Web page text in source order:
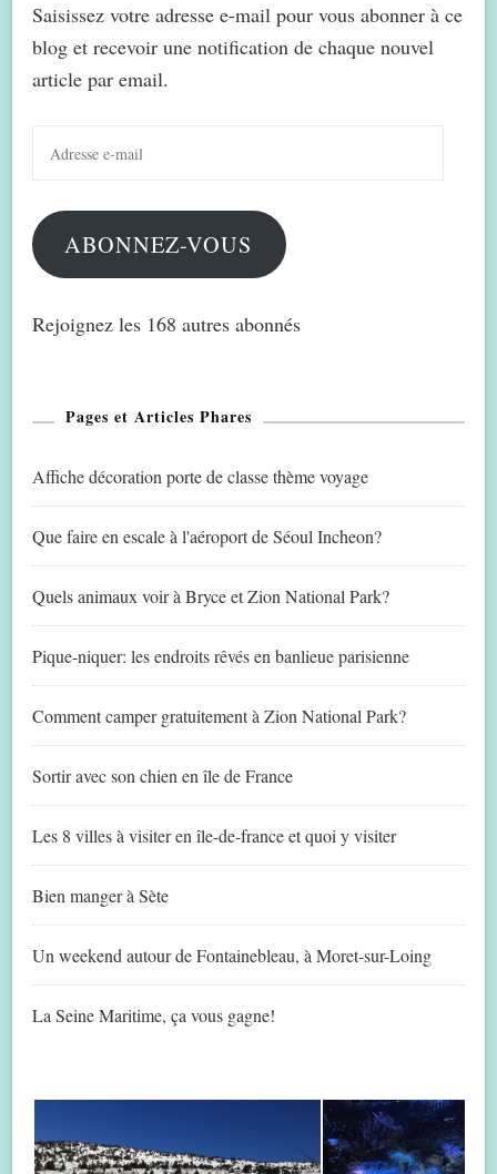
Saisissez votre adresse e-mail pour vous abonner à ce
blog et recevoir une notification de chaque nouvel
article par email.
mail
ABONNEZ-VOUS
Rejoignez les 168 autres abonnés
Pages et Articles Phares
Affiche décoration porte de classe thème voyage
Que faire en escale à l'aéroport de Séoul Incheon?
Quels animaux voir à Bryce et Zion National Park?
Pique-niquer: les endroits rêvés en banlieue parisienne
Comment camper gratuitement à Zion National Park?
Sortir avec son chien en île de France
Les 8 villes à visiter en île-de-france et quoi y visiter
Bien manger à Sète
Un weekend autour de Fontainebleau, à Moret-sur-Loing
La Seine Maritime, ça vous gagne!